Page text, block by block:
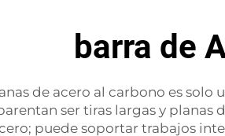
barra de
de acero al carbono es
ser tiras largas y
puede soportar trabajos